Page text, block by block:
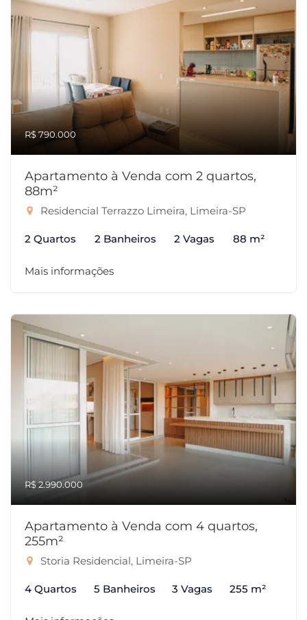
R$ 790.000
Apartamento à Venda com 2 quartos,
88m²
Residencial Terrazzo Limeira, Limeira-SP
2 Quartos 2 Banheiros 2 Vagas 88 m²
Mais informações
R$ 2.990.000
Apartamento à Venda com 4 quartos,
255m²
Storia Residencial, Limeira-SP
4 Quartos 5 Banheiros 3 Vagas 255 m²